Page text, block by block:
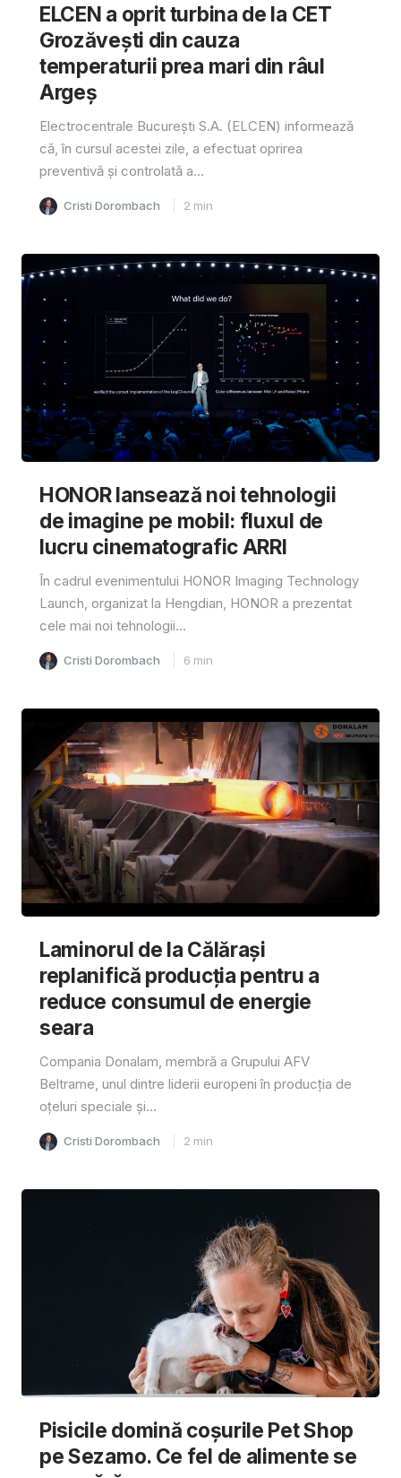
ELCEN a oprit turbina de la CET
Grozăvești din cauza
temperaturii prea mari din râul
Argeș
Electrocentrale București S.A. (ELCEN) informează
că, în cursul acestei zile, a efectuat oprirea
preventivă și controlată a...
Cristi Dorombach 2 min
HONOR lansează noi tehnologii
de imagine pe mobil: fluxul de
lucru cinematografic ARRI
În cadrul evenimentului HONOR Imaging Technology
Launch, organizat la Hengdian, HONOR a prezentat
cele mai noi tehnologii...
Cristi Dorombach 6 min
Laminorul de la Călărași
replanifică producția pentru a
reduce consumul de energie
seara
Compania Donalam, membră a Grupului AFV
Beltrame, unul dintre liderii europeni în producția de
oțeluri speciale și...
Cristi Dorombach 2 min
Pisicile domină coșurile Pet Shop
pe Sezamo. Ce fel de alimente se